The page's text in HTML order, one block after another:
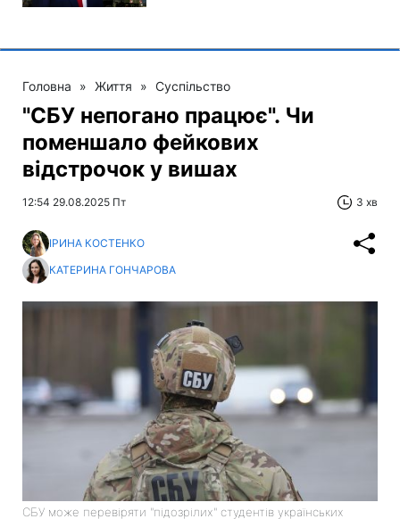
Головна » Життя » Суспільство
"СБУ непогано працює". Чи
поменшало фейкових
відстрочок у вишах
12:54 29.08.2025 Пт 3 хв
ІРИНА КОСТЕНКО
КАТЕРИНА ГОНЧАРОВА
СБУ може перевіряти "підозрілих" студентів українських